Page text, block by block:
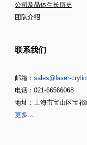
公司及晶体生长历史
团队介绍
联系我们
邮箱： sales@laser-
电话：021-66566068
地址：上海市宝山区宝祁
更多…